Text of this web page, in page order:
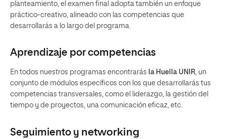
planteamiento, el examen final adopta también un enfoque
práctico-creativo, alineado con las competencias que
desarrollarás a lo largo del programa.
Aprendizaje por competencias
En todos nuestros programas encontrarás la Huella UNIR, un
conjunto de módulos específicos con los que desarrollarás tus
competencias transversales, como el liderazgo, la gestión del
tiempo y de proyectos, una comunicación eficaz, etc.
Seguimiento y networking